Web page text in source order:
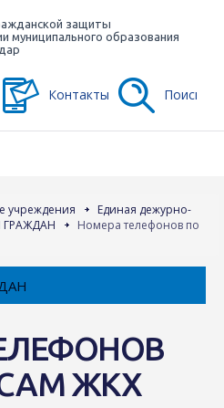
защиты
муниципального образования
Контакты Поиск
учреждения
Единая дежурно-
ГРАЖДАН
Номера телефонов по
ЖКХ